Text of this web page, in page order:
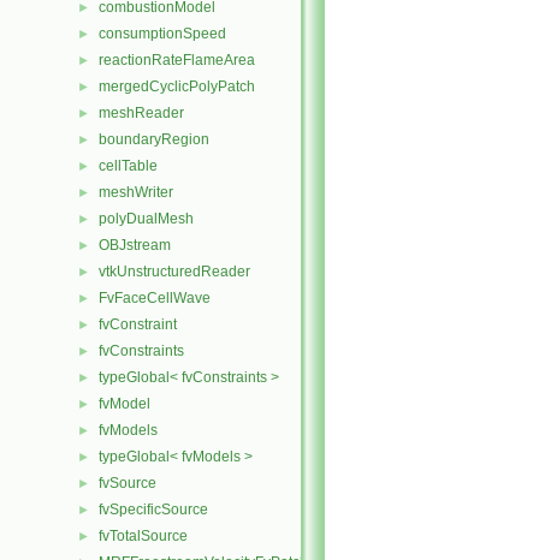
► combustionModel
► consumptionSpeed
► reactionRateFlameArea
► mergedCyclicPolyPatch
► meshReader
► boundaryRegion
► cellTable
► meshWriter
► polyDualMesh
► OBJstream
► vtkUnstructuredReader
► FvFaceCellWave
► fvConstraint
► fvConstraints
► typeGlobal< fvConstraints >
► fvModel
► fvModels
► typeGlobal< fvModels >
► fvSource
► fvSpecificSource
► fvTotalSource